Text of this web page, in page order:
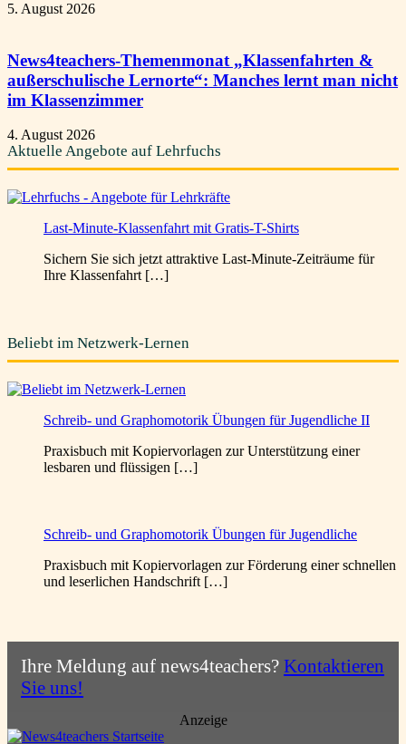
5. August 2026
News4teachers-Themenmonat „Klassenfahrten &
außerschulische Lernorte“: Manches lernt man nicht
im Klassenzimmer
4. August 2026
Aktuelle Angebote auf Lehrfuchs
Last-Minute-Klassenfahrt mit Gratis-T-Shirts
Sichern Sie sich jetzt attraktive Last-Minute-Zeiträume für
Ihre Klassenfahrt […]
Beliebt im Netzwerk-Lernen
Schreib- und Graphomotorik Übungen für Jugendliche II
Praxisbuch mit Kopiervorlagen zur Unterstützung einer
lesbaren und flüssigen […]
Schreib- und Graphomotorik Übungen für Jugendliche
Praxisbuch mit Kopiervorlagen zur Förderung einer schnellen
und leserlichen Handschrift […]
Ihre Meldung auf news4teachers? Kontaktieren
Sie uns!
Anzeige